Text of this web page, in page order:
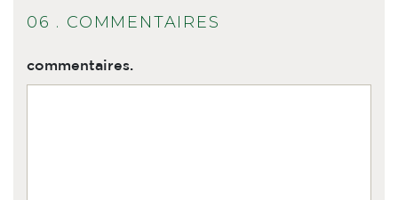
06 . COMMENTAIRES
commentaires.